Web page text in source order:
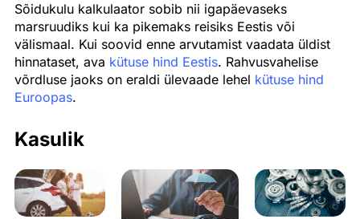
Sõidukulu kalkulaator sobib nii igapäevaseks
marsruudiks kui ka pikemaks reisiks Eestis või
välismaal. Kui soovid enne arvutamist vaadata üldist
hinnataset, ava kütuse hind Eestis. Rahvusvahelise
võrdluse jaoks on eraldi ülevaade lehel kütuse hind
Euroopas.
Kasulik